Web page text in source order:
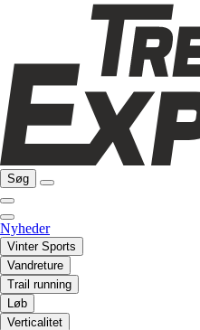
Søg
Nyheder
Vinter Sports
Vandreture
Trail running
Løb
Verticalitet